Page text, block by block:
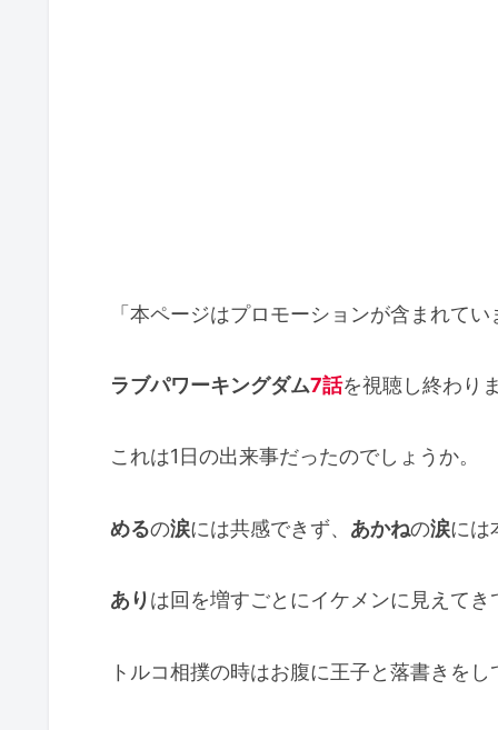
「本ページはプロモーションが含まれてい
ラブパワーキングダム7話を視聴し終わり
これは1日の出来事だったのでしょうか。
めるの涙には共感できず、 あかねの涙には
ありは回を増すごとにイケメンに見えてき
トルコ相撲の時はお腹に王子と落書きを